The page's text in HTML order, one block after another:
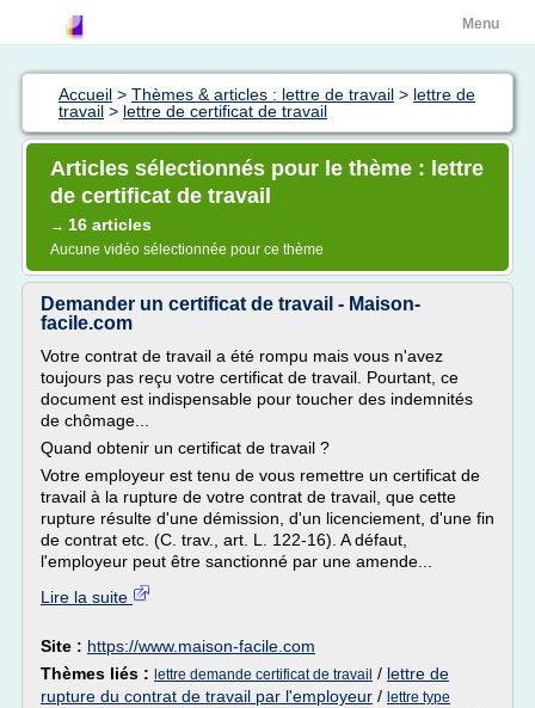
Menu
Accueil > Thèmes & articles : lettre de travail > lettre de
travail > lettre de certificat de travail
Articles sélectionnés pour le thème : lettre
de certificat de travail
→ 16 articles
Aucune vidéo sélectionnée pour ce thème
Demander un certificat de travail - Maison-
facile.com
Votre contrat de travail a été rompu mais vous n'avez
toujours pas reçu votre certificat de travail. Pourtant, ce
document est indispensable pour toucher des indemnités
de chômage...
Quand obtenir un certificat de travail ?
Votre employeur est tenu de vous remettre un certificat de
travail à la rupture de votre contrat de travail, que cette
rupture résulte d'une démission, d'un licenciement, d'une fin
de contrat etc. (C. trav., art. L. 122-16). A défaut,
l'employeur peut être sanctionné par une amende...
Lire la suite
Site : https://www.maison-facile.com
Thèmes liés : lettre demande certificat de travail / lettre de
rupture du contrat de travail par l'employeur / lettre type